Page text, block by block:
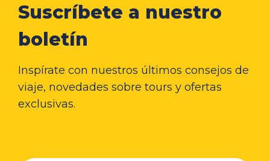
Suscríbete a nuestro
boletín
Inspírate con nuestros últimos consejos de
viaje, novedades sobre tours y ofertas
exclusivas.